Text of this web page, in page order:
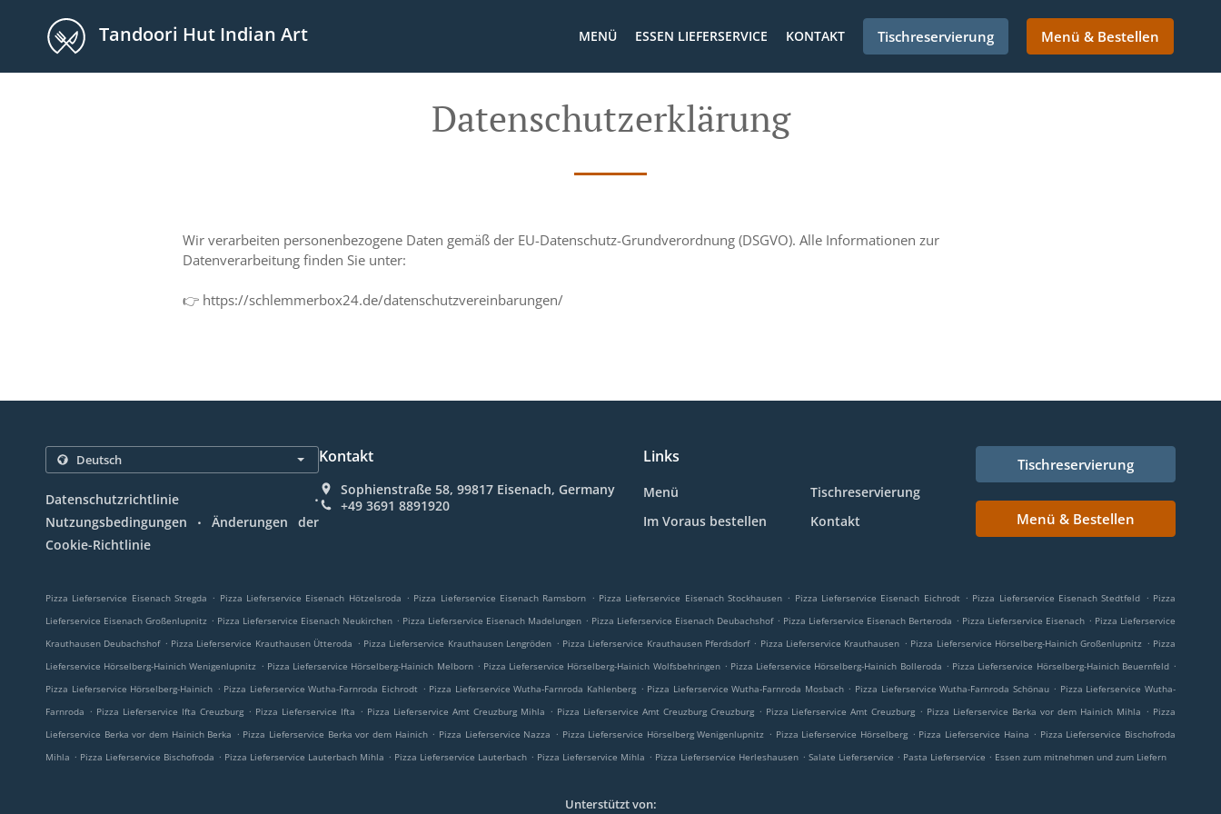
Tandoori Hut Indian Art MENÜ ESSEN LIEFERSERVICE KONTAKT Tischreservierung Menü & Bestellen
Datenschutzerklärung
Wir verarbeiten personenbezogene Daten gemäß der EU-Datenschutz-Grundverordnung (DSGVO). Alle Informationen zur
Datenverarbeitung finden Sie unter:
👉 https://schlemmerbox24.de/datenschutzvereinbarungen/
Datenschutzrichtlinie .
Nutzungsbedingungen .
Änderungen der
Cookie-Richtlinie
Kontakt
Sophienstraße 58, 99817 Eisenach, Germany
+49 3691 8891920
Links
Menü
Tischreservierung
Im Voraus bestellen
Kontakt
Tischreservierung
Menü & Bestellen
Pizza Lieferservice Eisenach Stregda . Pizza Lieferservice Eisenach Hötzelsroda . Pizza Lieferservice Eisenach Ramsborn . Pizza Lieferservice Eisenach Stockhausen . Pizza Lieferservice Eisenach Eichrodt . Pizza Lieferservice Eisenach Stedtfeld . Pizza
Lieferservice Eisenach Großenlupnitz . Pizza Lieferservice Eisenach Neukirchen . Pizza Lieferservice Eisenach Madelungen . Pizza Lieferservice Eisenach Deubachshof . Pizza Lieferservice Eisenach Berteroda . Pizza Lieferservice Eisenach . Pizza Lieferservice
Krauthausen Deubachshof . Pizza Lieferservice Krauthausen Ütteroda . Pizza Lieferservice Krauthausen Lengröden . Pizza Lieferservice Krauthausen Pferdsdorf . Pizza Lieferservice Krauthausen . Pizza Lieferservice Hörselberg-Hainich Großenlupnitz . Pizza
Lieferservice Hörselberg-Hainich Wenigenlupnitz . Pizza Lieferservice Hörselberg-Hainich Melborn . Pizza Lieferservice Hörselberg-Hainich Wolfsbehringen . Pizza Lieferservice Hörselberg-Hainich Bolleroda . Pizza Lieferservice Hörselberg-Hainich Beuernfeld .
Pizza Lieferservice Hörselberg-Hainich . Pizza Lieferservice Wutha-Farnroda Eichrodt . Pizza Lieferservice Wutha-Farnroda Kahlenberg . Pizza Lieferservice Wutha-Farnroda Mosbach . Pizza Lieferservice Wutha-Farnroda Schönau . Pizza Lieferservice Wutha-
Farnroda . Pizza Lieferservice Ifta Creuzburg . Pizza Lieferservice Ifta . Pizza Lieferservice Amt Creuzburg Mihla . Pizza Lieferservice Amt Creuzburg Creuzburg . Pizza Lieferservice Amt Creuzburg . Pizza Lieferservice Berka vor dem Hainich Mihla . Pizza
Lieferservice Berka vor dem Hainich Berka . Pizza Lieferservice Berka vor dem Hainich . Pizza Lieferservice Nazza . Pizza Lieferservice Hörselberg Wenigenlupnitz . Pizza Lieferservice Hörselberg . Pizza Lieferservice Haina . Pizza Lieferservice Bischofroda
Mihla . Pizza Lieferservice Bischofroda . Pizza Lieferservice Lauterbach Mihla . Pizza Lieferservice Lauterbach . Pizza Lieferservice Mihla . Pizza Lieferservice Herleshausen . Salate Lieferservice . Pasta Lieferservice . Essen zum mitnehmen und zum Liefern
Unterstützt von: